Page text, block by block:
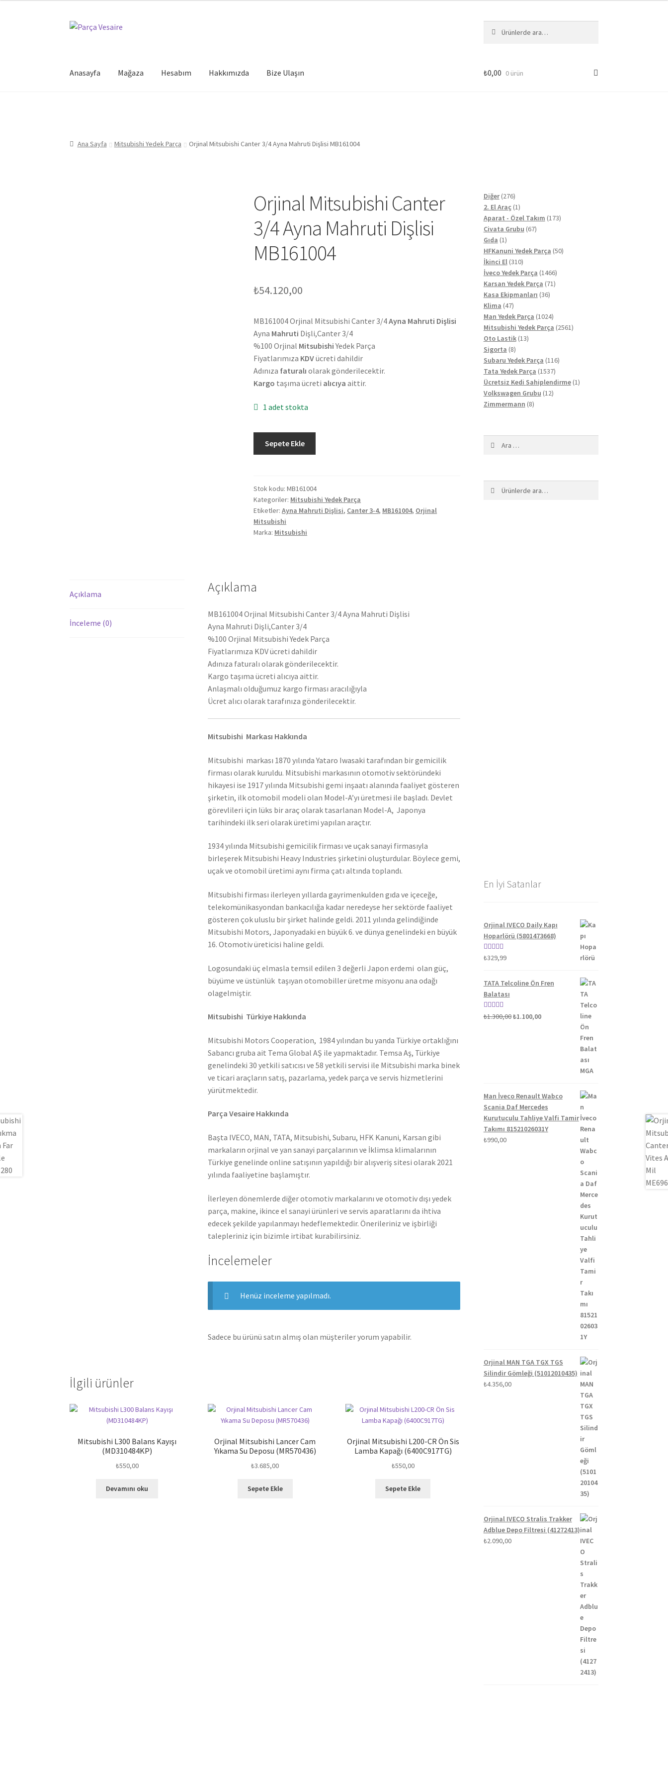
Dolaşıma
İçeriğe
Anasayfa Mağaza Hesabım Hakkımızda Bize Ulaşın ₺0,00 0 ürün
Ana Sayfa Mitsubishi Yedek Parça Orjinal Mitsubishi Canter 3/4 Ayna Mahruti Dişlisi MB161004
Orjinal Mitsubishi Canter
3/4 Ayna Mahruti Dişlisi
MB161004
₺54.120,00
MB161004 Orjinal Mitsubishi Canter 3/4Ayna Mahruti Dişlisi
Ayna Mahruti Dişli,Canter 3/4
%100 Orjinal MitsubishiYedek Parça
Fiyatlarımıza KDVücreti dahildir
Adınıza faturalı olarak gönderilecektir.
Kargo taşıma ücreti alıcıya aittir.
1 adet stokta
Mitsubishi
Ayna
Mahruti
Dişlisi
MB161004
adet
Sepete Ekle
Stok kodu:MB161004
Kategoriler: Mitsubishi Yedek Parça
Etiketler:Ayna Mahruti Dişlisi, Canter 3-4, MB161004, Orjinal
Mitsubishi
Marka: Mitsubishi
Açıklama
İnceleme (0)
Açıklama
MB161004 Orjinal Mitsubishi Canter 3/4 Ayna Mahruti Dişlisi
Ayna Mahruti Dişli,Canter 3/4
%100 Orjinal Mitsubishi Yedek Parça
Fiyatlarımıza KDV ücreti dahildir
Adınıza faturalı olarak gönderilecektir.
Kargo taşıma ücreti alıcıya aittir.
Anlaşmalı olduğumuz kargo firması aracılığıyla
Ücret alıcı olarak tarafınıza gönderilecektir.
Mitsubishi Markası Hakkında
Mitsubishi markası 1870 yılında Yataro Iwasaki tarafından bir gemicilik
firması olarak kuruldu. Mitsubishi markasının otomotiv sektöründeki
hikayesi ise 1917 yılında Mitsubishi gemi inşaatı alanında faaliyet gösteren
şirketin, ilk otomobil modeli olan Model-A’yı üretmesi ile başladı. Devlet
görevlileri için lüks bir araç olarak tasarlanan Model-A, Japonya
tarihindeki ilk seri olarak üretimi yapılan araçtır.
1934 yılında Mitsubishi gemicilik firması ve uçak sanayi firmasıyla
birleşerek Mitsubishi Heavy Industries şirketini oluşturdular. Böylece gemi,
uçak ve otomobil üretimi aynı firma çatı altında toplandı.
Mitsubishi firması ilerleyen yıllarda gayrimenkulden gıda ve içeceğe,
telekomünikasyondan bankacılığa kadar neredeyse her sektörde faaliyet
gösteren çok uluslu bir şirket halinde geldi. 2011 yılında gelindiğinde
Mitsubishi Motors, Japonyadaki en büyük 6. ve dünya genelindeki en büyük
16. Otomotiv üreticisi haline geldi.
Logosundaki üç elmasla temsil edilen 3 değerli Japon erdemi olan güç,
büyüme ve üstünlük taşıyan otomobiller üretme misyonu ana odağı
olagelmiştir.
Mitsubishi Türkiye Hakkında
Mitsubishi Motors Cooperation, 1984 yılından bu yanda Türkiye ortaklığını
Sabancı gruba ait Tema Global AŞ ile yapmaktadır. Temsa Aş, Türkiye
genelindeki 30 yetkili satıcısı ve 58 yetkili servisi ile Mitsubishi marka binek
ve ticari araçların satış, pazarlama, yedek parça ve servis hizmetlerini
yürütmektedir.
Parça Vesaire Hakkında
Başta IVECO, MAN, TATA, Mitsubishi, Subaru, HFK Kanuni, Karsan gibi
markaların orjinal ve yan sanayi parçalarının ve İklimsa klimalarının
Türkiye genelinde online satışının yapıldığı bir alışveriş sitesi olarak 2021
yılında faaliyetine başlamıştır.
İlerleyen dönemlerde diğer otomotiv markalarını ve otomotiv dışı yedek
parça, makine, ikince el sanayi ürünleri ve servis aparatlarını da ihtiva
edecek şekilde yapılanmayı hedeflemektedir. Önerileriniz ve işbirliği
talepleriniz için bizimle irtibat kurabilirsiniz.
İncelemeler
Henüz inceleme yapılmadı.
Sadece bu ürünü satın almış olan müşteriler yorum yapabilir.
İlgili ürünler
Mitsubishi L300 Balans Kayışı
(MD310484KP)
₺550,00
Devamını oku
Orjinal Mitsubishi Lancer Cam
Yıkama Su Deposu (MR570436)
₺3.685,00
Sepete Ekle
Orjinal Mitsubishi L200-CR Ön Sis
Lamba Kapağı (6400C917TG)
₺550,00
Sepete Ekle
Diğer 276276
ürün
2. El Araç 11
ürün
Aparat - Özel Takım 173173
Civata Grubu 6767
Gıda 11
ürün
HFKanuni Yedek Parça 5050
İkinci El 310310
ürün
İveco Yedek Parça 14661466
ürün
Karsan Yedek Parça 7171
Kasa Ekipmanları 3636
Klima 4747
ürün
Man Yedek Parça 10241024
ürün
Mitsubishi Yedek Parça 25612561
Oto Lastik 1313
Sigorta 88
ürün
Subaru Yedek Parça 116116
Tata Yedek Parça 15371537
ürün
Ücretsiz Kedi Sahiplendirme 11
Volkswagen Grubu 1212
Zimmermann 88
En İyi Satanlar
Orjinal IVECO Daily Kapı
Hoparlörü (5801473668)
5 üzerinden
₺329,99
TATA Telcoline Ön Fren
Balatası
5 üzerinden
₺1.300,00Orijinal
₺1.100,00Şu
Man İveco Renault Wabco
Scania Daf Mercedes
Kurutuculu Tahliye Valfi Tamir
Takımı 81521026031Y
₺990,00
Orjinal MAN TGA TGX TGS
Silindir Gömleği (51012010435)
₺4.356,00
Orjinal IVECO Stralis Trakker
Adblue Depo Filtresi (41272413)
₺2.090,00